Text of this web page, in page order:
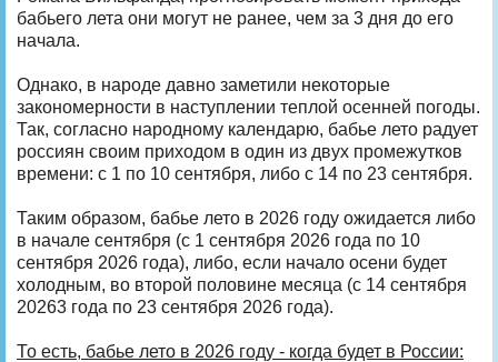
бабьего лета они могут не ранее, чем за 3 дня до его
начала.
Однако, в народе давно заметили некоторые
закономерности в наступлении теплой осенней погоды.
Так, согласно народному календарю, бабье лето радует
россиян своим приходом в один из двух промежутков
времени: с 1 по 10 сентября, либо с 14 по 23 сентября.
Таким образом, бабье лето в 2026 году ожидается либо
в начале сентября (с 1 сентября 2026 года по 10
сентября 2026 года), либо, если начало осени будет
холодным, во второй половине месяца (с 14 сентября
20263 года по 23 сентября 2026 года).
То есть, бабье лето в 2026 году - когда будет в России: